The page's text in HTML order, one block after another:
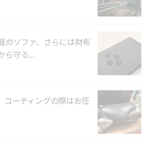
のソファ、さらには財布
ら守る...
コーティングの際はお任